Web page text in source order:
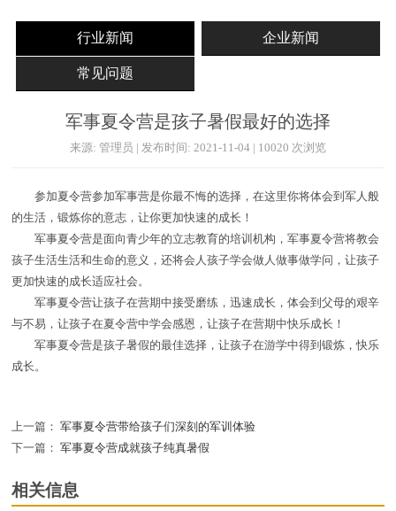
行业新闻 企业新闻
常见问题
军事夏令营是孩子暑假最好的选择
来源: 管理员 | 发布时间: 2021-11-04 | 10020 次浏览
参加夏令营参加军事营是你最不悔的选择，在这里你将体会到军人般
的生活，锻炼你的意志，让你更加快速的成长！
军事夏令营是面向青少年的立志教育的培训机构，军事夏令营将教会
孩子生活生活和生命的意义，还将会人孩子学会做人做事做学问，让孩子
更加快速的成长适应社会。
军事夏令营让孩子在营期中接受磨练，迅速成长，体会到父母的艰辛
与不易，让孩子在夏令营中学会感恩，让孩子在营期中快乐成长！
军事夏令营是孩子暑假的最佳选择，让孩子在游学中得到锻炼，快乐
成长。
上一篇： 军事夏令营带给孩子们深刻的军训体验
下一篇： 军事夏令营成就孩子纯真暑假
相关信息